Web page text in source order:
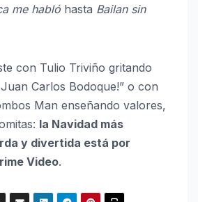
me habló hasta Bailan sin
con Tulio Triviño gritando
Carlos Bodoque!” o con
Man enseñando valores,
la Navidad más
y divertida está por
Video.